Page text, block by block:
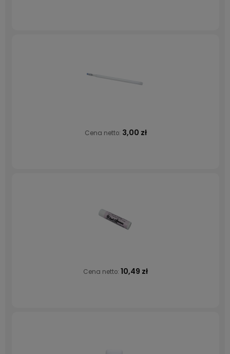
Cena netto: 3,00 zł
Cena netto: 10,49 zł